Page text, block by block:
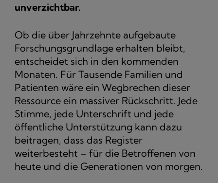
unverzichtbar.
Ob die über Jahrzehnte aufgebaute
Forschungsgrundlage erhalten bleibt,
entscheidet sich in den kommenden
Monaten. Für Tausende Familien und
Patienten wäre ein Wegbrechen dieser
Ressource ein massiver Rückschritt. Jede
Stimme, jede Unterschrift und jede
öffentliche Unterstützung kann dazu
beitragen, dass das Register
weiterbesteht – für die Betroffenen von
heute und die Generationen von morgen.